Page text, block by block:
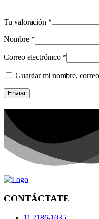
Tu valoración *
Nombre *
Correo electrónico *
Guardar mi nombre,
CONTÁCTATE
11 2186-1035